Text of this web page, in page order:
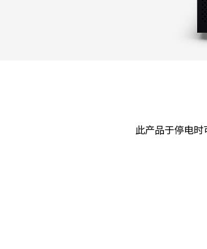
此产品于停电时